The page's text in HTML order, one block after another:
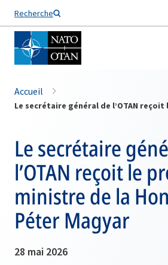
Recherche
Nom de famille*
Accueil
Le secrétaire
l’OTAN reçoit le
ministre de la
Péter Magyar
28 mai 2026